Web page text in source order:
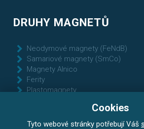
Cookies
Tyto webové stránky potřebují Váš
DRUHY MAGNETŮ
Neodymové magnety (FeNdB)
Samariové magnety (SmCo)
Magnety Alnico
Ferity
Plastomagnety